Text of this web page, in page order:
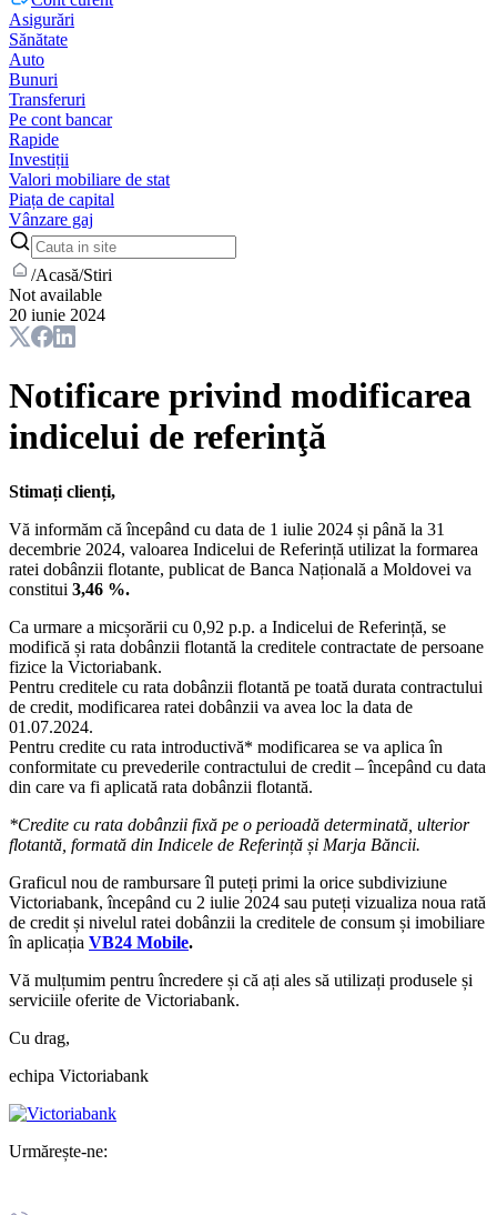
Asigurări
Sănătate
Auto
Bunuri
Transferuri
Pe cont bancar
Rapide
Investiții
Valori mobiliare de stat
Piața de capital
Vânzare gaj
/Acasă/Stiri
Not available
20 iunie 2024
Notificare privind modificarea
indicelui de referinţă
Stimați clienți,
Vă informăm că începând cu data de 1 iulie 2024 și până la 31
decembrie 2024, valoarea Indicelui de Referință utilizat la formarea
ratei dobânzii flotante, publicat de Banca Națională a Moldovei va
constitui 3,46 %.
Ca urmare a micșorării cu 0,92 p.p. a Indicelui de Referință, se
modifică și rata dobânzii flotantă la creditele contractate de persoane
fizice la Victoriabank.
Pentru creditele cu rata dobânzii flotantă pe toată durata contractului
de credit, modificarea ratei dobânzii va avea loc la data de
01.07.2024.
Pentru credite cu rata introductivă* modificarea se va aplica în
conformitate cu prevederile contractului de credit – începând cu data
din care va fi aplicată rata dobânzii flotantă.
*Credite cu rata dobânzii fixă pe o perioadă determinată, ulterior
flotantă, formată din Indicele de Referință și Marja Băncii.
Graficul nou de rambursare îl puteți primi la orice subdiviziune
Victoriabank, începând cu 2 iulie 2024 sau puteți vizualiza noua rată
de credit și nivelul ratei dobânzii la creditele de consum și imobiliare
în aplicația VB24 Mobile.
Vă mulțumim pentru încredere și că ați ales să utilizați produsele și
serviciile oferite de Victoriabank.
Cu drag,
echipa Victoriabank
Urmărește-ne: